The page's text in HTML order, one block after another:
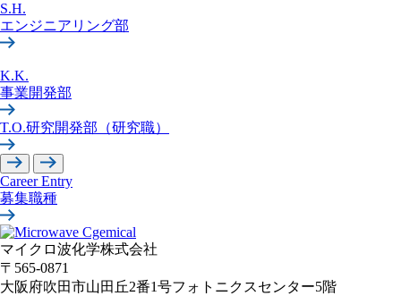
S.H.
エンジニアリング部
K.K.
事業開発部
T.O.研究開発部（研究職）
Career Entry
募集職種
マイクロ波化学株式会社
〒565-0871
大阪府吹田市山田丘2番1号フォトニクスセンター5階